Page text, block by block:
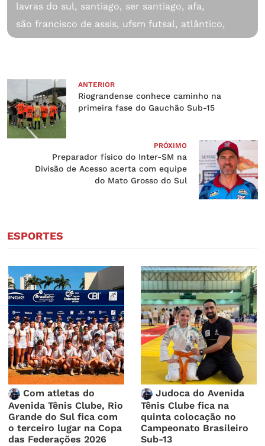
lavras do sul, santiago, ser santiago, afa,
são francisco de assis, ufsm futsal, atlântico,
ANTERIOR
Riograndense conhece caminho na
primeira fase do Gauchão Sub-15
PRÓXIMO
Preparador físico do Inter-SM na
Divisão de Acesso acerta com equipe
do Mato Grosso do Sul
ESPORTES
Com atletas do
Avenida Tênis Clube, Rio
Grande do Sul fica com
o terceiro lugar na Copa
das Federações 2026
Judoca do Avenida
Tênis Clube fica na
quinta colocação no
Campeonato Brasileiro
Sub-13